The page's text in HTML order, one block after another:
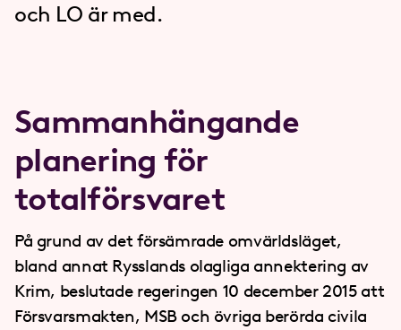
och LO är med.
Sammanhängande
planering för
totalförsvaret
På grund av det försämrade omvärldsläget,
bland annat Rysslands olagliga annektering av
Krim, beslutade regeringen 10 december 2015 att
Försvarsmakten, MSB och övriga berörda civila